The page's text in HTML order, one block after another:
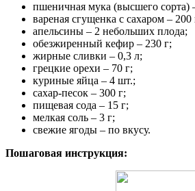
пшеничная мука (высшего сорта)
вареная сгущенка с сахаром – 200
апельсины – 2 небольших плода;
обезжиренный кефир – 230 г;
жирные сливки – 0,3 л;
грецкие орехи – 70 г;
куриные яйца – 4 шт.;
сахар-песок – 300 г;
пищевая сода – 15 г;
мелкая соль – 3 г;
свежие ягоды – по вкусу.
Пошаговая инструкция: